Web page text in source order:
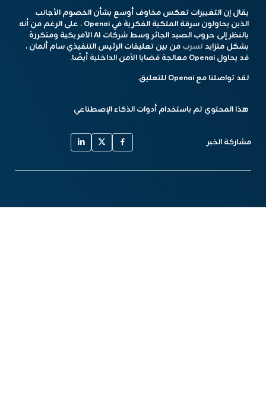
يقال إن التغييرات تعكس مخاوف أوسع بشأن الخصوم الأجانب
الذين يحاولون سرقة الملكية الفكرية في Openai ، على الرغم من أنه
بالنظر إلى حروب الصيد الجائر وسط شركات AI الأمريكية ومتكررة
بشكل متزايدتسربمن بين تعليقات الرئيس التنفيذي سام ألمان ،
قد يحاول Openai معالجة قضايا الأمن الداخلية أيضًا.
لقد تواصلنا مع Openai للتعليق.
هذا المحتوي تم باستخدام أدوات الذكاء الإصطناعي
مشاركة الخبر